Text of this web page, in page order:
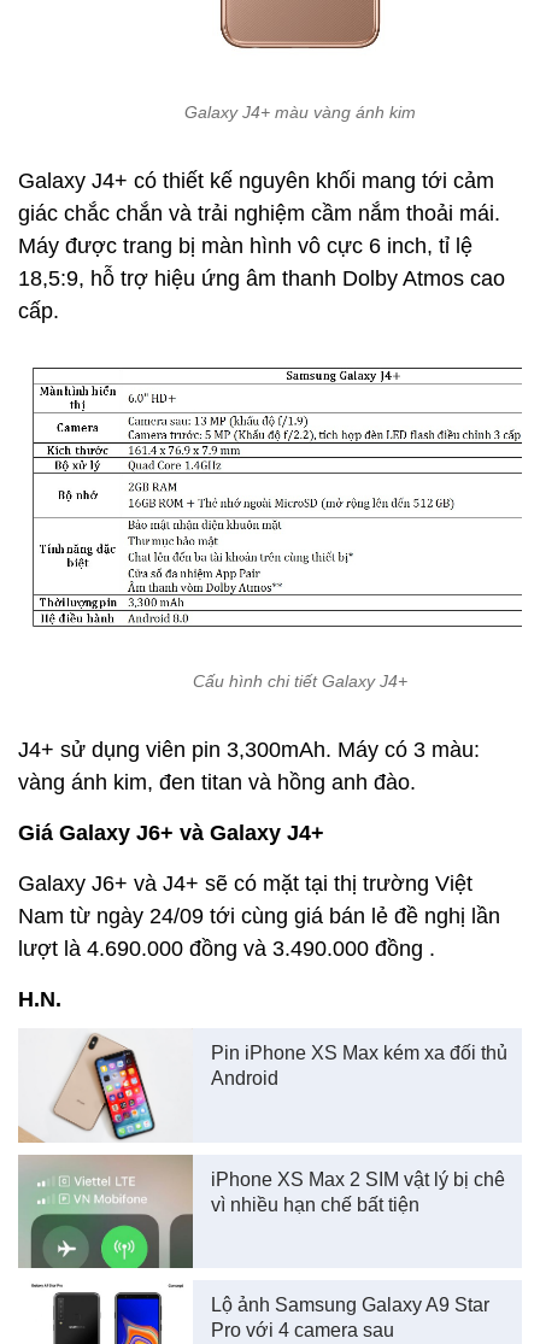
Galaxy J4+ màu vàng ánh kim
Galaxy J4+ có thiết kế nguyên khối mang tới cảm
giác chắc chắn và trải nghiệm cầm nắm thoải mái.
Máy được trang bị màn hình vô cực 6 inch, tỉ lệ
18,5:9, hỗ trợ hiệu ứng âm thanh Dolby Atmos cao
cấp.
Cấu hình chi tiết Galaxy J4+
J4+ sử dụng viên pin 3,300mAh. Máy có 3 màu:
vàng ánh kim, đen titan và hồng anh đào.
Giá Galaxy J6+ và Galaxy J4+
Galaxy J6+ và J4+ sẽ có mặt tại thị trường Việt
Nam từ ngày 24/09 tới cùng giá bán lẻ đề nghị lần
lượt là 4.690.000 đồng và 3.490.000 đồng .
H.N.
Pin iPhone XS Max kém xa đối thủ
Android
iPhone XS Max 2 SIM vật lý bị chê
vì nhiều hạn chế bất tiện
Lộ ảnh Samsung Galaxy A9 Star
Pro với 4 camera sau